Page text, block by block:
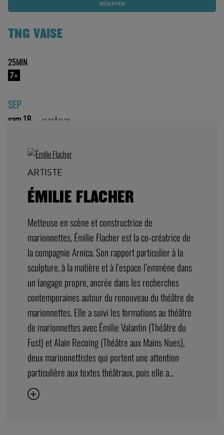
RÉSERVER
TNG VAISE
25MIN
7+
SEP
sam 18
14:30|16:30
ARTISTE
ÉMILIE FLACHER
Metteuse en scène et constructrice de
marionnettes, Émilie Flacher est la co-créatrice de
la compagnie Arnica. Son rapport particulier à la
sculpture, à la matière et à l’espace l’emmène dans
un langage propre, ancrée dans les recherches
contemporaines autour du renouveau du théâtre de
marionnettes. Elle a suivi les formations au théâtre
de marionnettes avec Émilie Valantin (Théâtre du
Fust) et Alain Recoing (Théâtre aux Mains Nues),
deux marionnettistes qui portent une attention
particulière aux textes théâtraux, puis elle a...